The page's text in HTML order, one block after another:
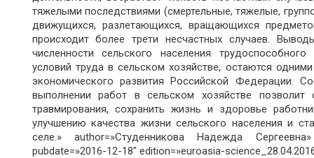
тяжелыми последствиями (смертельные, тяжелые,
движущихся, разлетающихся, вращающихся
происходит более трети несчастных случаев.
численности сельского населения
условий труда в сельском хозяйстве, остаются
экономического развития Российской Федерации.
выполнении работ в сельском хозяйстве позволит
травмирования, сохранить жизнь и здоровье
улучшению качества жизни сельского населения и
селе.» author=»Студенникова Надежда
pubdate=»2016-12-18″ edition=»euroasia-